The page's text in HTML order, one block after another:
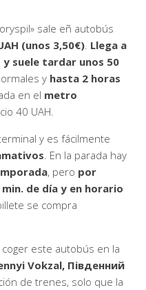
sale eñ autobús
(unos 3,50€) Llega a
suele tardar unos 50
y hasta 2 horas
en el metro
40 UAH.
y es fácilmente
. En la parada hay
, pero por
de día y en horario
se compra
este autobús en la
Vokzal, Південний
de trenes, solo que la